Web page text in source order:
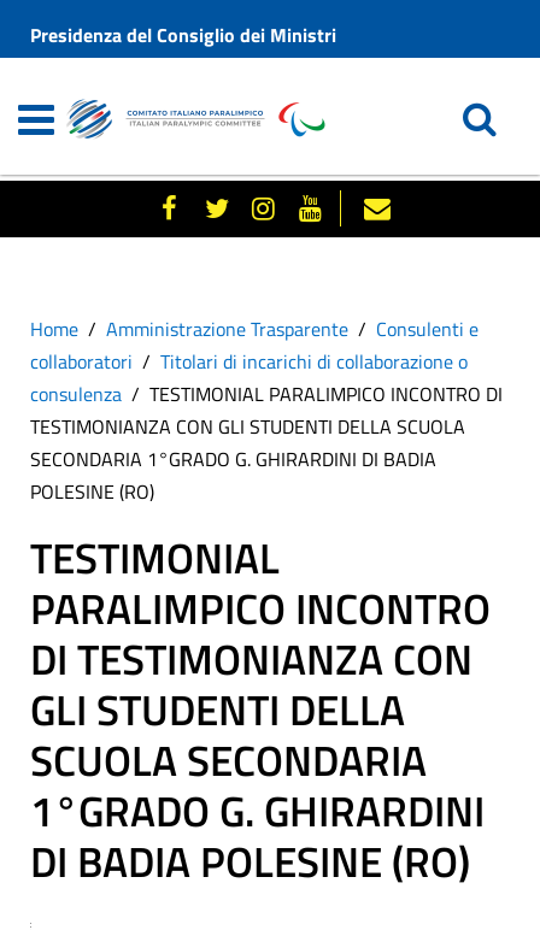
Presidenza del Consiglio dei Ministri
Home Amministrazione Trasparente
Consulenti e
collaboratori
Titolari di incarichi di collaborazione o
consulenza
TESTIMONIAL PARALIMPICO INCONTRO DI
TESTIMONIANZA CON GLI STUDENTI DELLA SCUOLA
SECONDARIA 1°GRADO G. GHIRARDINI DI BADIA
POLESINE (RO)
TESTIMONIAL
PARALIMPICO INCONTRO
DI TESTIMONIANZA CON
GLI STUDENTI DELLA
SCUOLA SECONDARIA
1°GRADO G. GHIRARDINI
DI BADIA POLESINE (RO)